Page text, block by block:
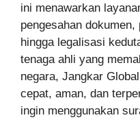
ini menawarkan
pengesahan
hingga legalisasi
tenaga ahli yang
negara, Jangkar
cepat, aman, dan
ingin menggunakan